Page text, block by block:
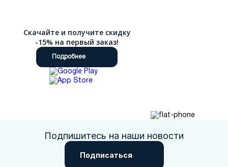
Скачайте и получите скидку
-15% на первый заказ!
Подробнее
Подпишитесь на наши новости
Подписаться